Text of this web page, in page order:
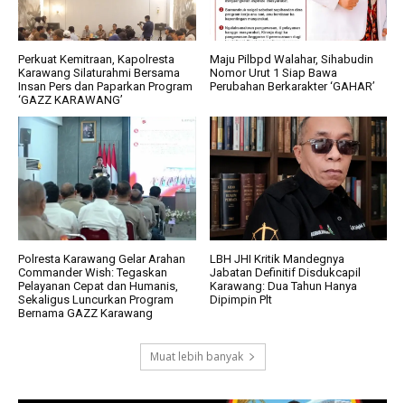
Perkuat Kemitraan, Kapolresta
Karawang Silaturahmi Bersama
Insan Pers dan Paparkan Program
‘GAZZ KARAWANG’
Maju Pilbpd Walahar, Sihabudin
Nomor Urut 1 Siap Bawa
Perubahan Berkarakter ‘GAHAR’
Polresta Karawang Gelar Arahan
Commander Wish: Tegaskan
Pelayanan Cepat dan Humanis,
Sekaligus Luncurkan Program
Bernama GAZZ Karawang
LBH JHI Kritik Mandegnya
Jabatan Definitif Disdukcapil
Karawang: Dua Tahun Hanya
Dipimpin Plt
Muat lebih banyak